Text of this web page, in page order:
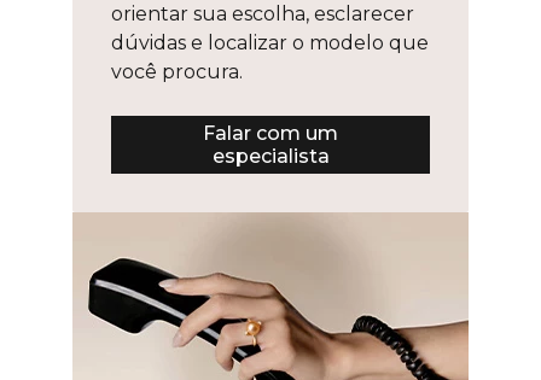
orientar sua escolha, esclarecer
dúvidas e localizar o modelo que
você procura.
Falar com um
especialista